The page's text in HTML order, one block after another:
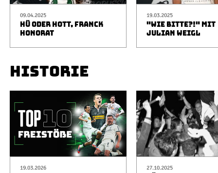
09.04.2025
HÜ ODER HOTT, FRANCK
HONORAT
19.03.2025
"WIE BITTE?!" MIT
JULIAN WEIGL
HISTORIE
19.03.2026 27.10.2025